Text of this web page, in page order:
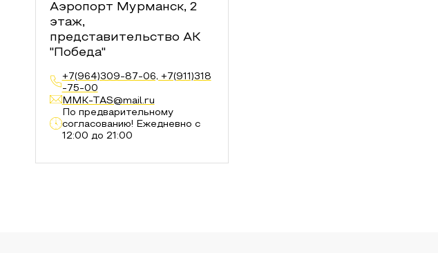
Аэропорт Мурманск, 2
этаж,
представительство АК
"Победа"
+7(964)309-87-06, +7(911)318
-75-00
MMK-TAS@mail.ru
По предварительному
согласованию! Ежедневно с
12:00 до 21:00